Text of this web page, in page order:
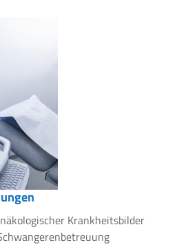
Krankheitsbilder